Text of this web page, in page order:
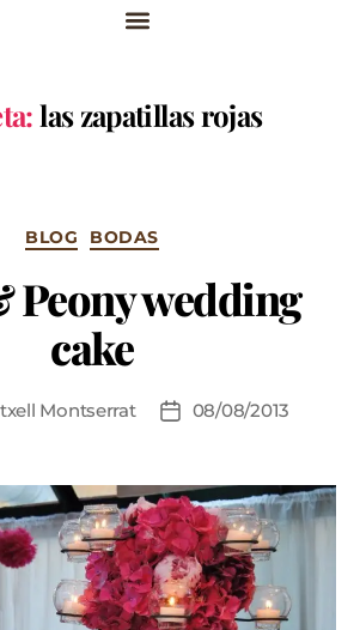
las zapatillas rojas
BLOG BODAS
Peony wedding
cake
Montserrat 08/08/2013